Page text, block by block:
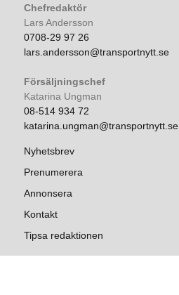
Chefredaktör
Lars Andersson
0708-29 97 26
lars.andersson@transportnytt.se
Försäljningschef
Katarina Ungman
08-514 934 72
katarina.ungman@transportnytt.se
Nyhetsbrev
Prenumerera
Annonsera
Kontakt
Tipsa redaktionen